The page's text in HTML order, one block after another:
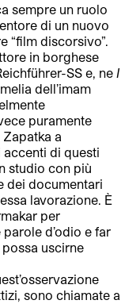
sempre un ruolo
di un nuovo
“film discorsivo”.
in borghese
SS e, ne I
dell’imam
puramente
a
di questi
studio con più
dei documentari
lavorazione. È
per
d’odio e far
uscirne
sono chiamate a